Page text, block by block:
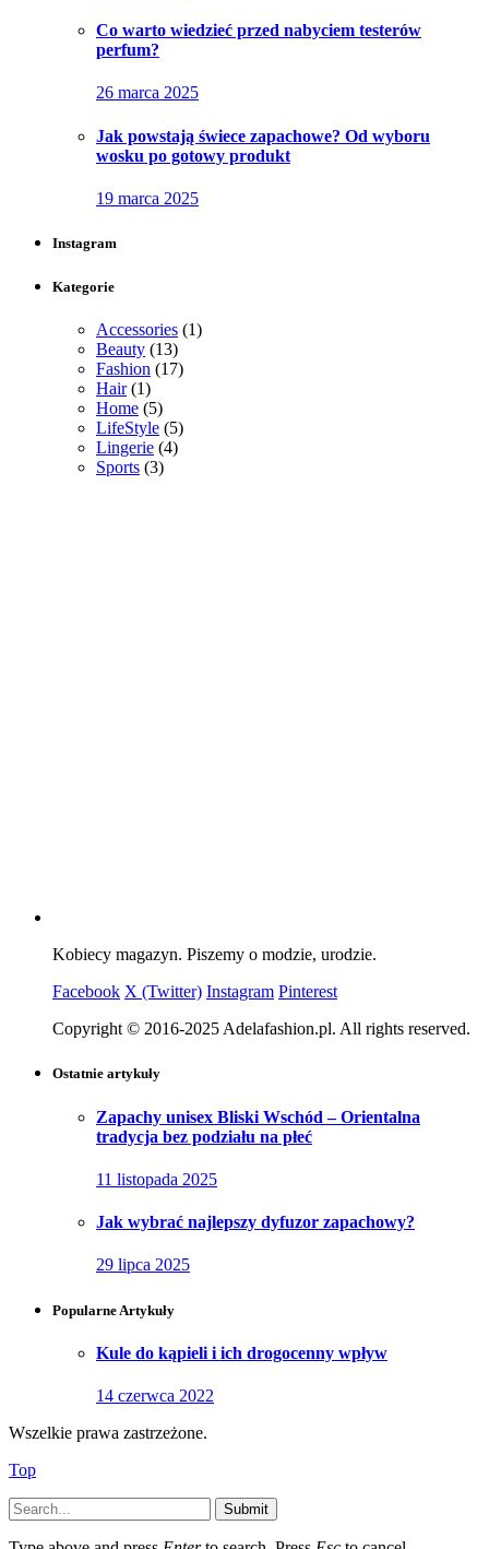
Co warto wiedzieć przed nabyciem testerów
perfum?
26 marca 2025
Jak powstają świece zapachowe? Od wyboru
wosku po gotowy produkt
19 marca 2025
Instagram
Kategorie
Accessories (1)
Beauty (13)
Fashion (17)
Hair(1)
Home (5)
LifeStyle (5)
Lingerie (4)
Sports (3)
Kobiecy magazyn. Piszemy o modzie, urodzie.
Facebook X (Twitter) Instagram Pinterest
Copyright © 2016-2025 Adelafashion.pl. All rights reserved.
Ostatnie artykuły
Zapachy unisex Bliski Wschód – Orientalna
tradycja bez podziału na płeć
11 listopada 2025
Jak wybrać najlepszy dyfuzor zapachowy?
29 lipca 2025
Popularne Artykuły
Kule do kąpieli i ich drogocenny wpływ
14 czerwca 2022
Wszelkie prawa zastrzeżone.
Top
Submit